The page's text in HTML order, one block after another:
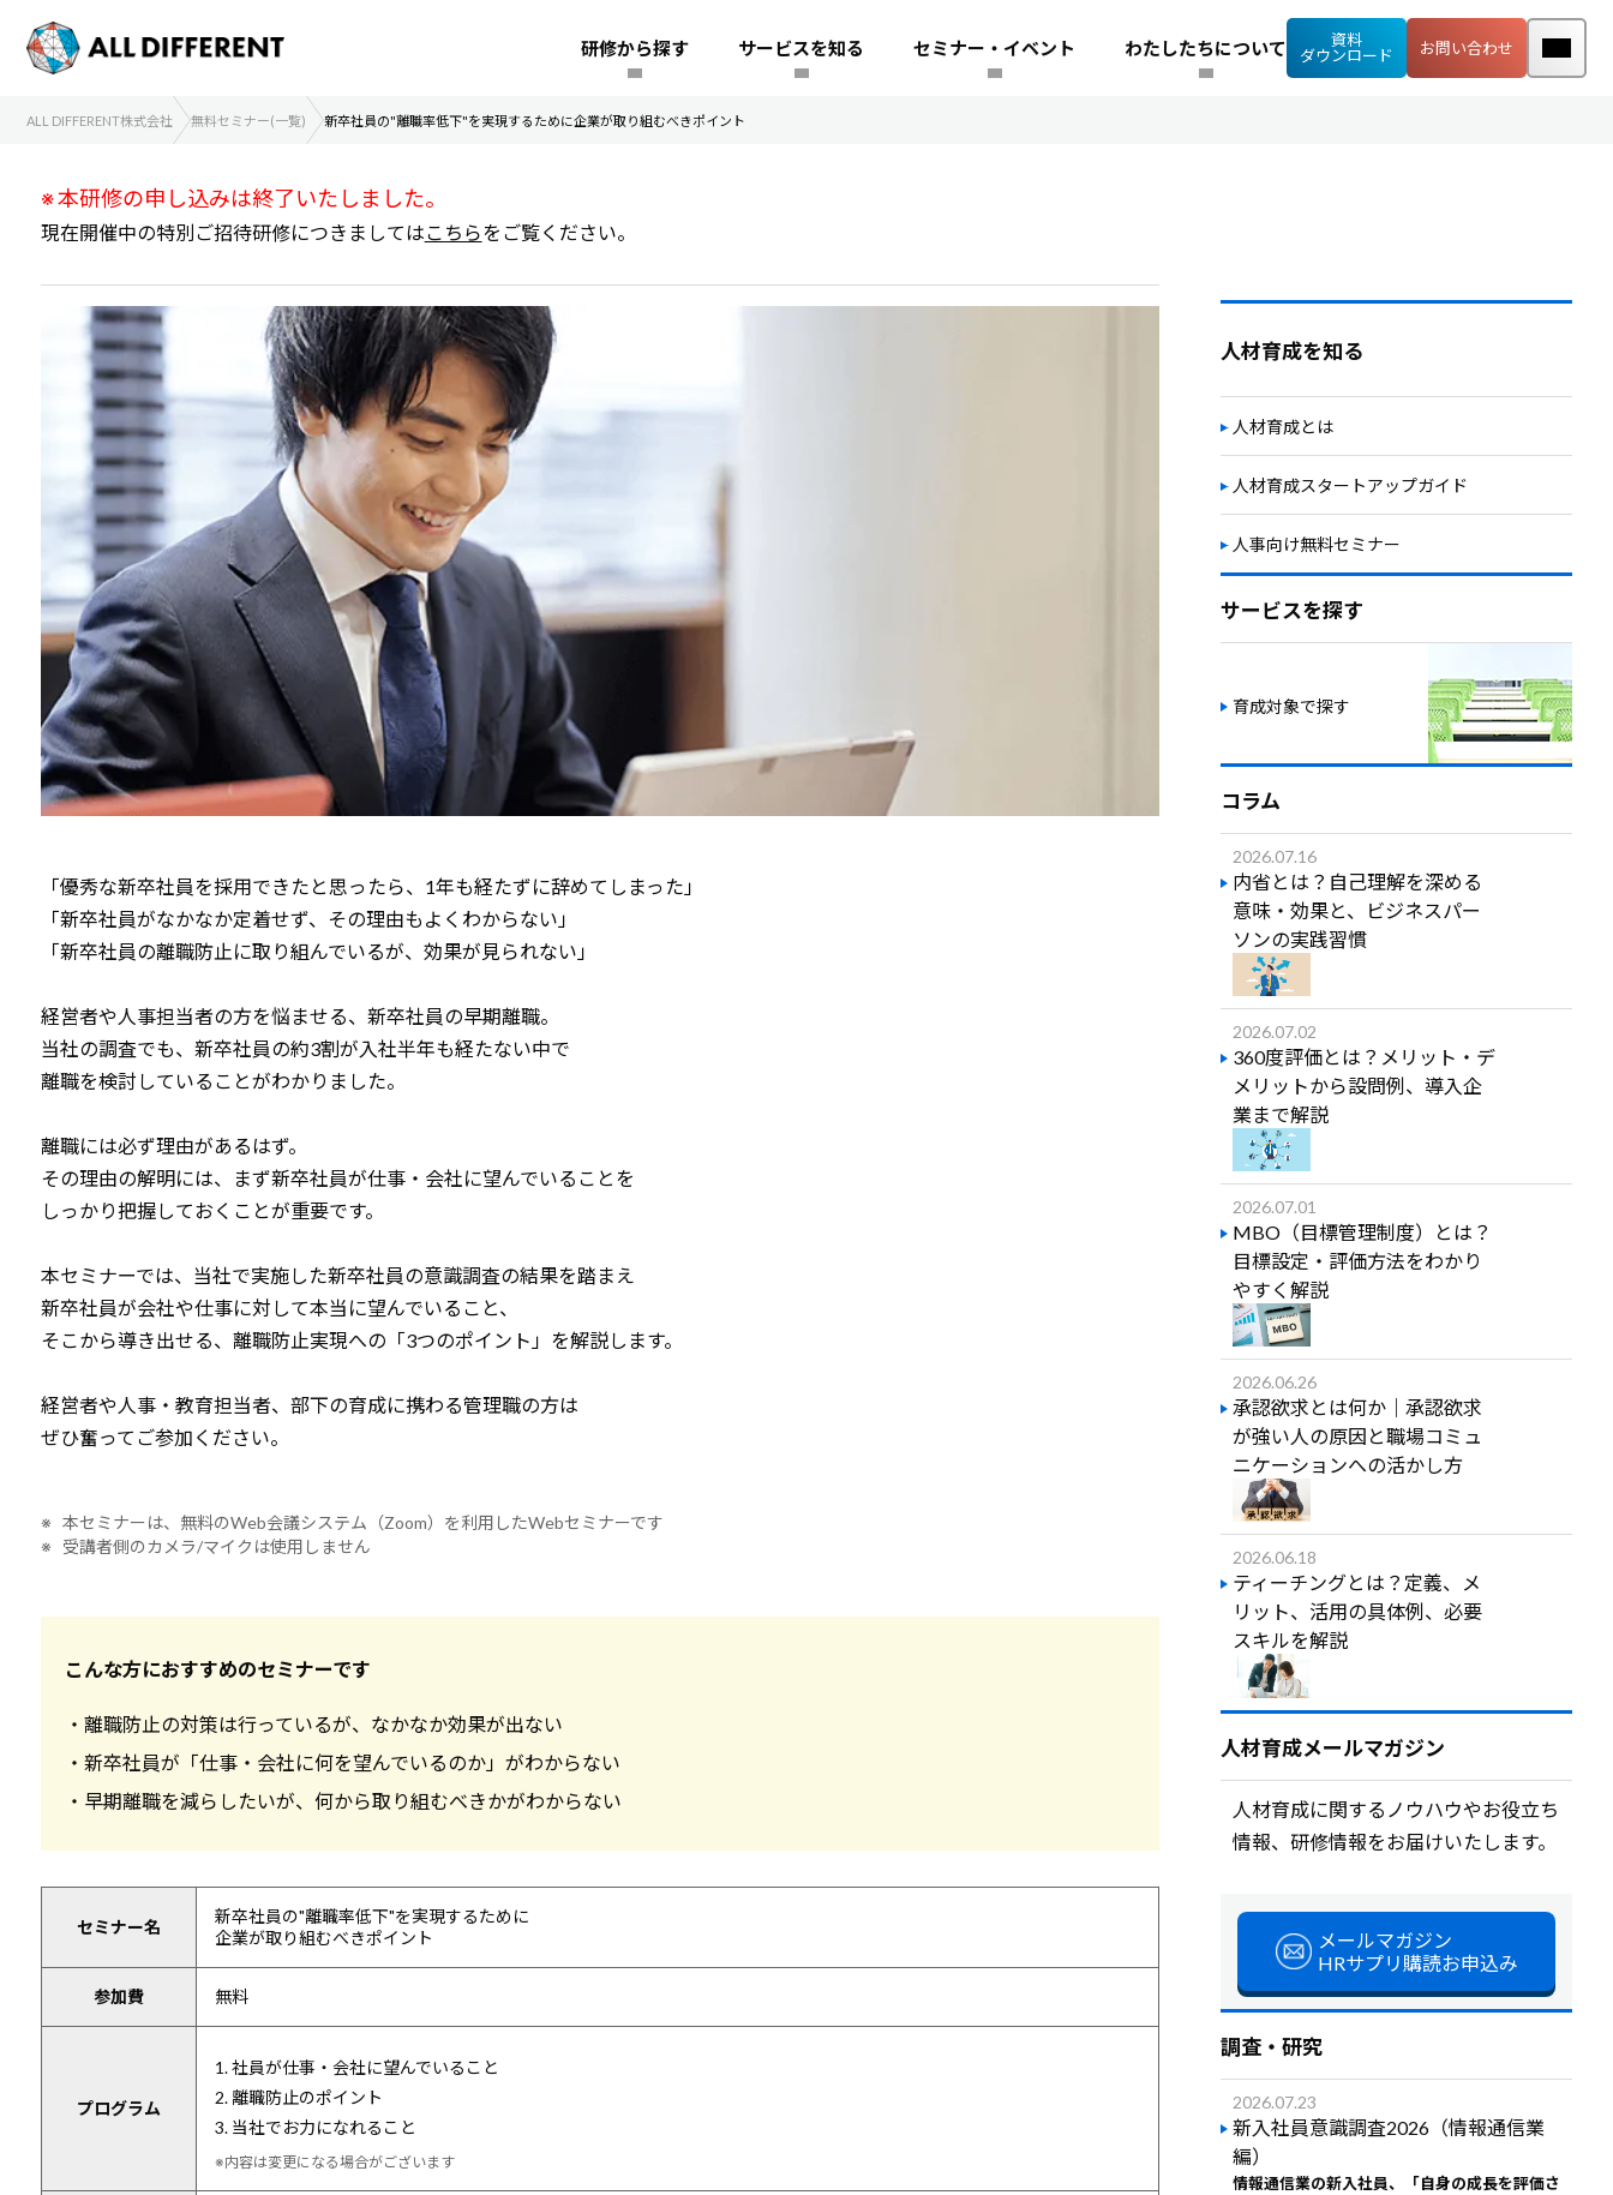
研修から探す サービスを知る セミナー・イベント わたしたちについて
資料
ダウンロード
お問い合わせ
ALL DIFFERENT株式会社 無料セミナー(一覧) 新卒社員の"離職率低下"を実現するために企業が取り組むべきポイント
※ 本研修の申し込みは終了いたしました。
現在開催中の特別ご招待研修につきましてはこちらをご覧ください。
「優秀な新卒社員を採用できたと思ったら、1年も経たずに辞めてしまった」
「新卒社員がなかなか定着せず、その理由もよくわからない」
「新卒社員の離職防止に取り組んでいるが、効果が見られない」
経営者や人事担当者の方を悩ませる、新卒社員の早期離職。
当社の調査でも、新卒社員の約3割が入社半年も経たない中で
離職を検討していることがわかりました。
離職には必ず理由があるはず。
その理由の解明には、まず新卒社員が仕事・会社に望んでいることを
しっかり把握しておくことが重要です。
本セミナーでは、当社で実施した新卒社員の意識調査の結果を踏まえ
新卒社員が会社や仕事に対して本当に望んでいること、
そこから導き出せる、離職防止実現への「3つのポイント」を解説します。
経営者や人事・教育担当者、部下の育成に携わる管理職の方は
ぜひ奮ってご参加ください。
※ 本セミナーは、無料のWeb会議システム（Zoom）を利用したWebセミナーです
※ 受講者側のカメラ/マイクは使用しません
こんな方におすすめのセミナーです
・離職防止の対策は行っているが、なかなか効果が出ない
・新卒社員が「仕事・会社に何を望んでいるのか」がわからない
・早期離職を減らしたいが、何から取り組むべきかがわからない
セミナー名
新卒社員の"離職率低下"を実現するために
企業が取り組むべきポイント
参加費 無料
プログラム
1. 社員が仕事・会社に望んでいること
2. 離職防止のポイント
3. 当社でお力になれること
※内容は変更になる場合がございます
人材育成を知る
人材育成とは
人材育成スタートアップガイド
人事向け無料セミナー
サービスを探す
育成対象で探す
コラム
2026.07.16
内省とは？自己理解を深める
意味・効果と、ビジネスパー
ソンの実践習慣
2026.07.02
360度評価とは？メリット・デ
メリットから設問例、導入企
業まで解説
2026.07.01
MBO（目標管理制度）とは？
目標設定・評価方法をわかり
やすく解説
2026.06.26
承認欲求とは何か｜承認欲求
が強い人の原因と職場コミュ
ニケーションへの活かし方
2026.06.18
ティーチングとは？定義、メ
リット、活用の具体例、必要
スキルを解説
人材育成メールマガジン
人材育成に関するノウハウやお役立ち
情報、研修情報をお届けいたします。
メールマガジン
HRサプリ購読お申込み
調査・研究
2026.07.23
新入社員意識調査2026（情報通信業
編）
情報通信業の新入社員、「自身の成長を評価さ